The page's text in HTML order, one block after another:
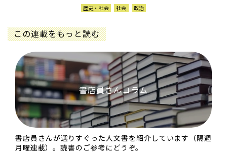
歴史・社会 社会 政治
この連載をもっと読む
書店員さんコラム
書店員さんが選りすぐった人文書を紹介しています（隔週
月曜連載）。読書のご参考にどうぞ。